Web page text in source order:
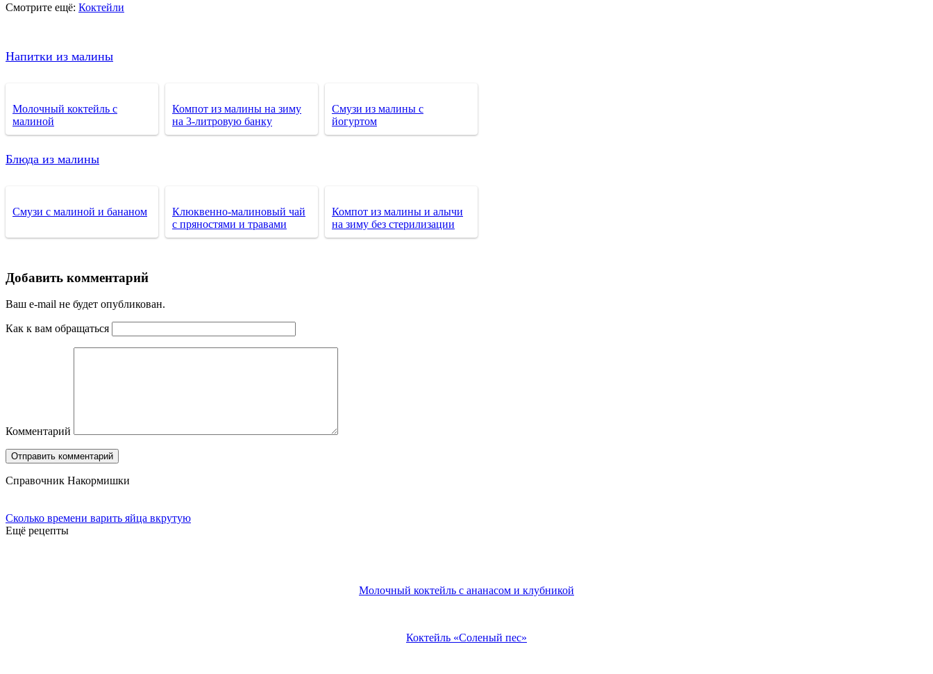
Смотрите ещё: Коктейли
Напитки из малины
Молочный коктейль с
малиной
Компот из малины на зиму
на 3-литровую банку
Смузи из малины с
йогуртом
Блюда из малины
Смузи с малиной и бананом
Клюквенно-малиновый чай
с пряностями и травами
Компот из малины и алычи
на зиму без стерилизации
Добавить комментарий
Ваш e-mail не будет опубликован.
Как к вам обращаться
Комментарий
Справочник Накормишки
Сколько времени варить яйца вкрутую
Ещё рецепты
Молочный коктейль с ананасом и клубникой
Коктейль «Соленый пес»